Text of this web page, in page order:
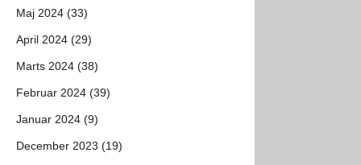
Maj 2024 (33)
April 2024 (29)
Marts 2024 (38)
Februar 2024 (39)
Januar 2024 (9)
December 2023 (19)